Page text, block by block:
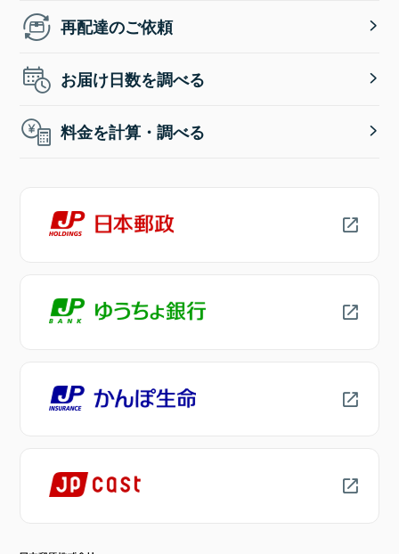
再配達のご依頼
お届け日数を調べる
料金を計算・調べる